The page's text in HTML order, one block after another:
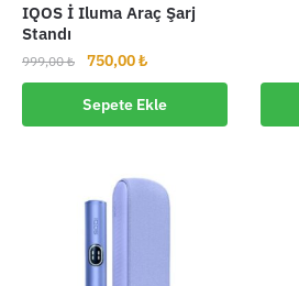
IQOS İ Iluma Araç Şarj
Standı
999,00₺
Orijinal
fiyat:
999,00 ₺.
750,00₺
andaki
fiyat:
750,00 ₺.
Sepete Ekle